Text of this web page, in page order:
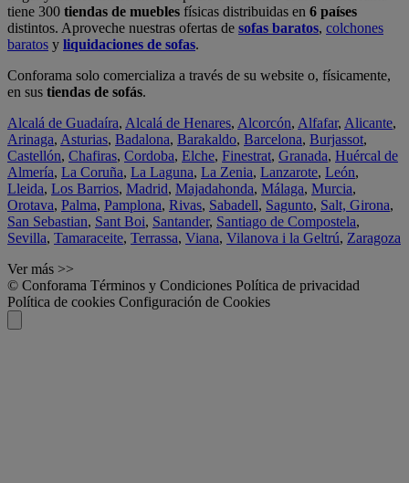
tiene 300 tiendas de muebles físicas distribuidas en 6 países
distintos. Aproveche nuestras ofertas de sofas baratos, colchones
baratos y liquidaciones de sofas.
Conforama solo comercializa a través de su website o, físicamente,
en sus tiendas de sofás.
Alcalá de Guadaíra, Alcalá de Henares, Alcorcón, Alfafar, Alicante,
Arinaga, Asturias, Badalona, Barakaldo, Barcelona, Burjassot,
Castellón, Chafiras, Cordoba, Elche, Finestrat, Granada, Huércal de
Almería, La Coruña, La Laguna, La Zenia, Lanzarote, León,
Lleida, Los Barrios, Madrid, Majadahonda, Málaga, Murcia,
Orotava, Palma, Pamplona, Rivas, Sabadell, Sagunto, Salt, Girona,
San Sebastian, Sant Boi, Santander, Santiago de Compostela,
Sevilla, Tamaraceite, Terrassa, Viana, Vilanova i la Geltrú, Zaragoza
Ver más >>
© Conforama Términos y Condiciones Política de privacidad
Política de cookies Configuración de Cookies